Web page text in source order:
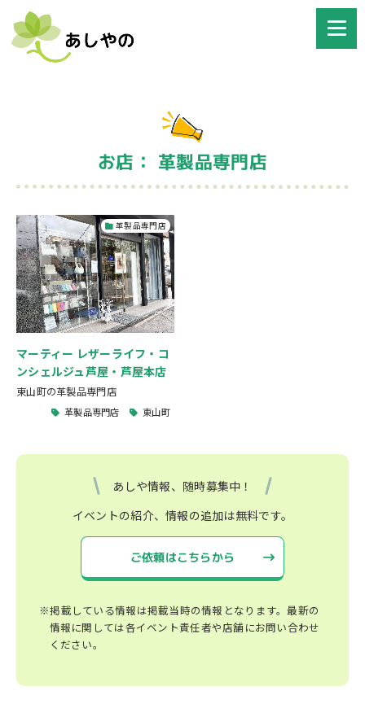
お店： 革製品専門店
革製品専門店
マーティー レザーライフ・コ
ンシェルジュ芦屋・芦屋本店
東山町の革製品専門店
革製品専門店 東山町
あしや情報、随時募集中！
イベントの紹介、情報の追加は無料です。
ご依頼はこちらから
※掲載している情報は掲載当時の情報となります。最新の
情報に関しては各イベント責任者や店舗にお問い合わせ
ください。